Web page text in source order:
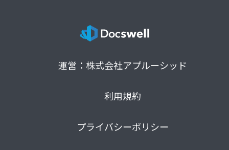
運営：株式会社アプルーシッド
利用規約
プライバシーポリシー